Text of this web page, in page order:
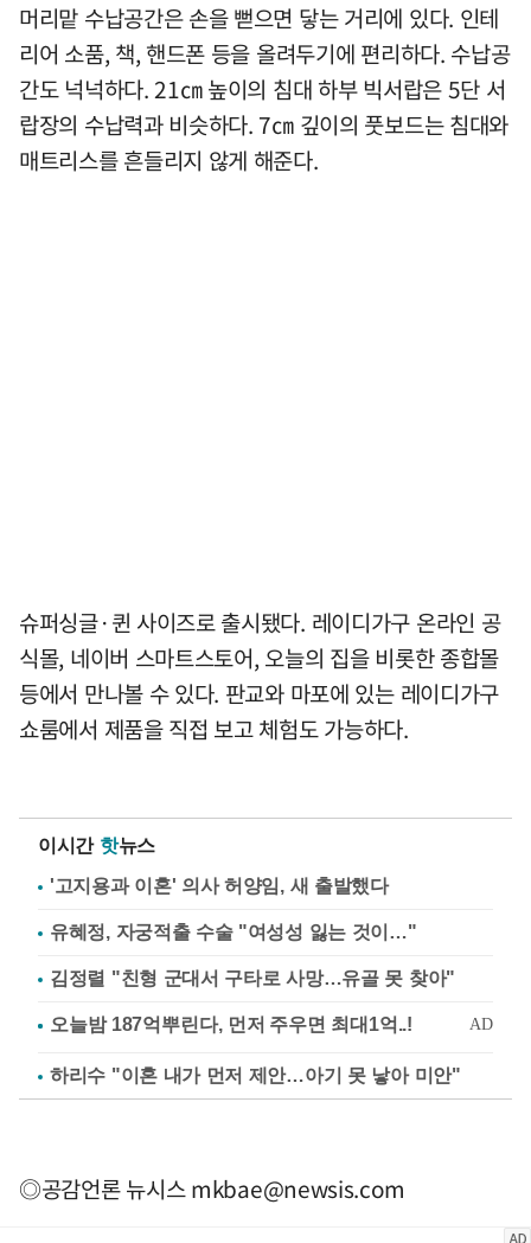
머리맡 수납공간은 손을 뻗으면 닿는 거리에 있다. 인테
리어 소품, 책, 핸드폰 등을 올려두기에 편리하다. 수납공
간도 넉넉하다. 21㎝ 높이의 침대 하부 빅서랍은 5단 서
랍장의 수납력과 비슷하다. 7㎝ 깊이의 풋보드는 침대와
매트리스를 흔들리지 않게 해준다.
슈퍼싱글·퀸 사이즈로 출시됐다. 레이디가구 온라인 공
식몰, 네이버 스마트스토어, 오늘의 집을 비롯한 종합몰
등에서 만나볼 수 있다. 판교와 마포에 있는 레이디가구
쇼룸에서 제품을 직접 보고 체험도 가능하다.
이시간 핫뉴스
'고지용과 이혼' 의사 허양임, 새 출발했다
유혜정, 자궁적출 수술 "여성성 잃는 것이…"
김정렬 "친형 군대서 구타로 사망…유골 못 찾아"
하리수 "이혼 내가 먼저 제안…아기 못 낳아 미안"
◎공감언론 뉴시스mkbae@newsis.com